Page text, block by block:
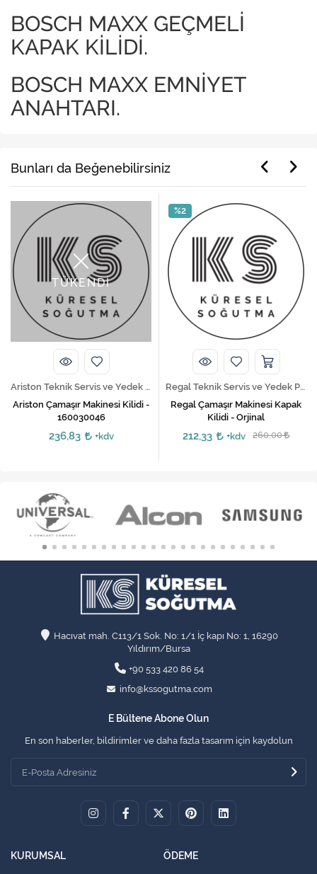
BOSCH MAXX GEÇMELİ
KAPAK KİLİDİ.
BOSCH MAXX EMNİYET
ANAHTARI.
Bunları da Beğenebilirsiniz
TÜKENDİ
Ariston Teknik Servis ve Yedek Parça Hizmetleri
Ariston Çamaşır Makinesi Kilidi -
160030046
236,83 +kdv
%2
Regal Teknik Servis ve Yedek Parça Hizmetleri
Regal Çamaşır Makinesi Kapak
Kilidi - Orjinal
212,33 +kdv 260,00
Hacıvat mah. C113/1 Sok. No: 1/1 İç kapı No: 1, 16290
Yıldırım/Bursa
+90 533 420 86 54
info@kssogutma.com
E Bültene Abone Olun
En son haberler, bildirimler ve daha fazla tasarım için kaydolun
KURUMSAL ÖDEME